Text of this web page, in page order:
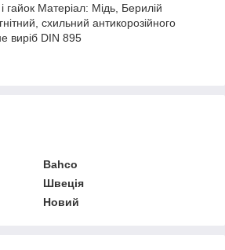
і гайок Матеріал: Мідь, Берилій
схильний антикорозійного
виріб DIN 895
Bahco
Швеція
Новий